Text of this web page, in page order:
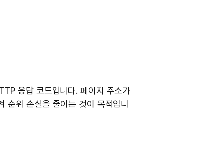
응답 코드입니다. 페이지 주소가
순위 손실을 줄이는 것이 목적입니